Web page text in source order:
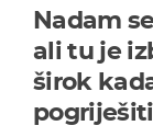
Nadam
ali tu je
širok
pogriješiti